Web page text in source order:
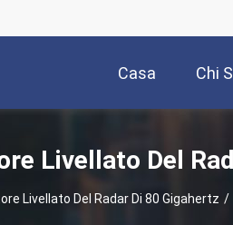
Casa Chi
Livellato Del
Livellato Del Radar Di 80 Gigahertz /